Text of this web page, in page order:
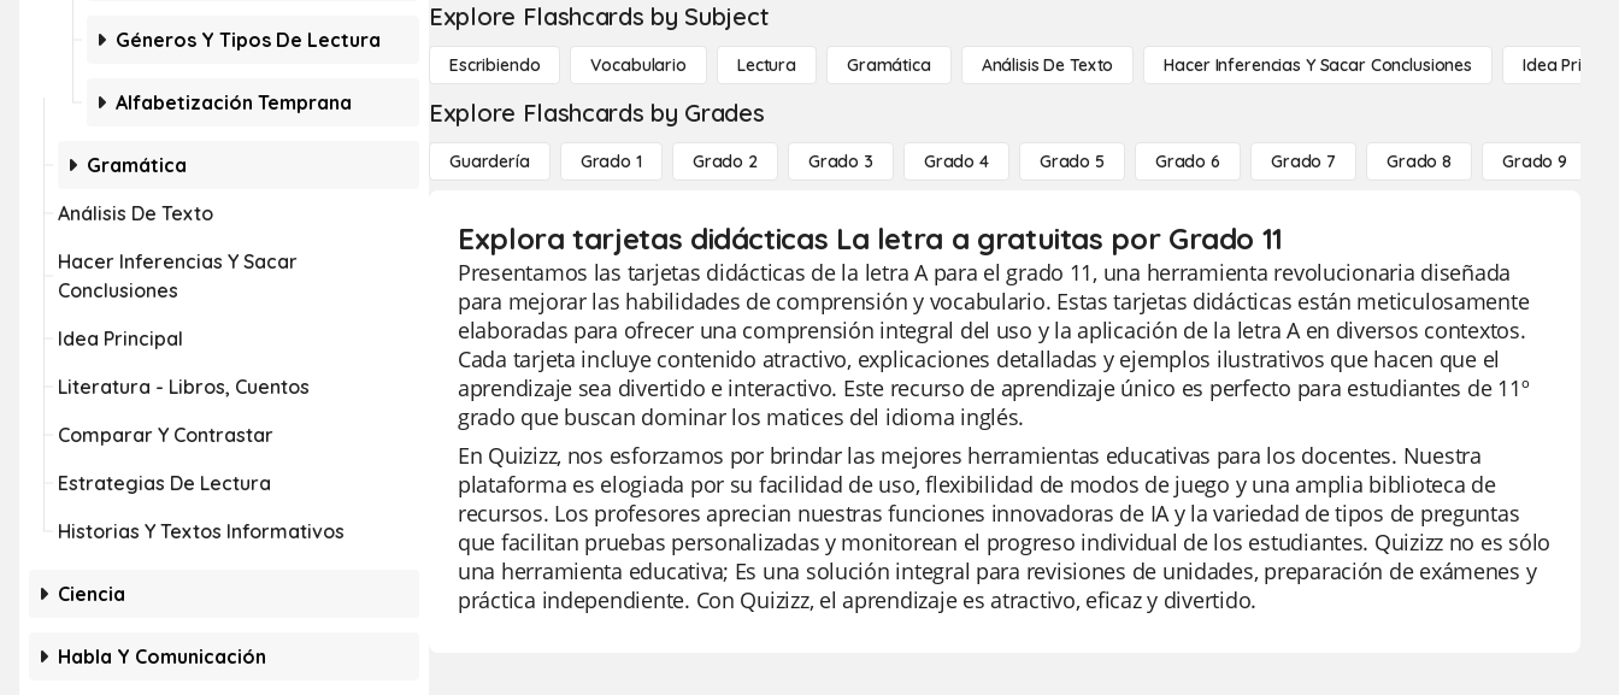
Géneros Y Tipos De Lectura
Alfabetización Temprana
Gramática
Análisis De Texto
Hacer Inferencias Y Sacar
Conclusiones
Idea Principal
Literatura - Libros, Cuentos
Comparar Y Contrastar
Estrategias De Lectura
Historias Y Textos Informativos
Ciencia
Habla Y Comunicación
Explore Flashcards by Subject
Escribiendo Vocabulario Lectura Gramática Análisis De Texto Hacer Inferencias Y Sacar Conclusiones Idea
Explore Flashcards by Grades
Guardería Grado 1 Grado 2 Grado 3 Grado 4 Grado 5 Grado 6 Grado 7 Grado 8 Grado 9
Explora tarjetas didácticas La letra a gratuitas por Grado 11
Presentamos las tarjetas didácticas de la letra A para el grado 11, una herramienta revolucionaria diseñada
para mejorar las habilidades de comprensión y vocabulario. Estas tarjetas didácticas están meticulosamente
elaboradas para ofrecer una comprensión integral del uso y la aplicación de la letra A en diversos contextos.
Cada tarjeta incluye contenido atractivo, explicaciones detalladas y ejemplos ilustrativos que hacen que el
aprendizaje sea divertido e interactivo. Este recurso de aprendizaje único es perfecto para estudiantes de 11º
grado que buscan dominar los matices del idioma inglés.
En Quizizz, nos esforzamos por brindar las mejores herramientas educativas para los docentes. Nuestra
plataforma es elogiada por su facilidad de uso, flexibilidad de modos de juego y una amplia biblioteca de
recursos. Los profesores aprecian nuestras funciones innovadoras de IA y la variedad de tipos de preguntas
que facilitan pruebas personalizadas y monitorean el progreso individual de los estudiantes. Quizizz no es sólo
una herramienta educativa; Es una solución integral para revisiones de unidades, preparación de exámenes y
práctica independiente. Con Quizizz, el aprendizaje es atractivo, eficaz y divertido.